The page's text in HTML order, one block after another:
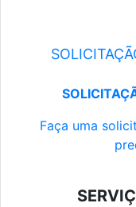
Faça uma